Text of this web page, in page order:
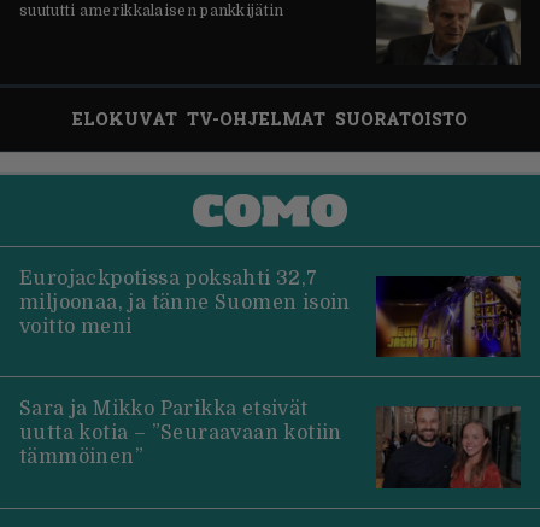
suututti amerikkalaisen pankkijätin
ELOKUVAT TV-OHJELMAT SUORATOISTO
Eurojackpotissa poksahti 32,7
miljoonaa, ja tänne Suomen isoin
voitto meni
Sara ja Mikko Parikka etsivät
uutta kotia – ”Seuraavaan kotiin
tämmöinen”